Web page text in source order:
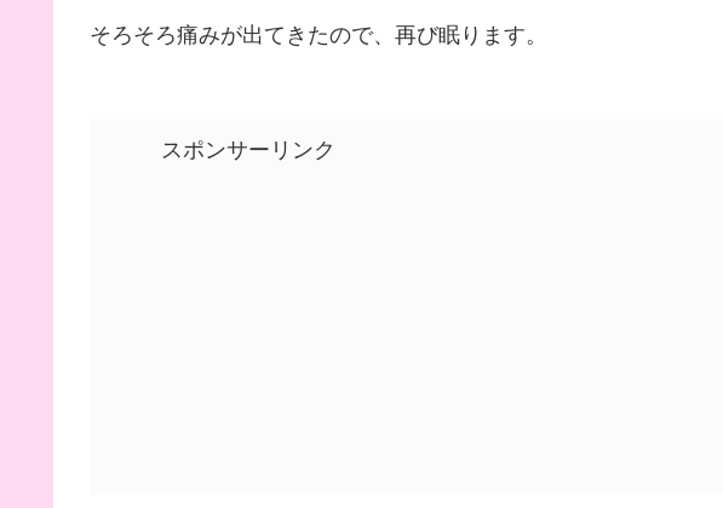
そろそろ痛みが出てきたので、再び眠ります。
スポンサーリンク